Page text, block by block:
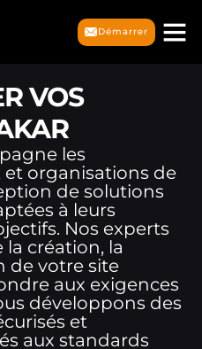
Démarrer
VOS
les
et organisations de
de solutions
à leurs
Nos experts
création, la
de votre site
aux exigences
développons des
et
aux standards